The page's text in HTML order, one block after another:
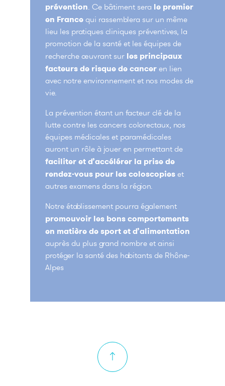
prévention. Ce bâtiment sera le premier
en France qui rassemblera sur un même
lieu les pratiques cliniques préventives, la
promotion de la santé et les équipes de
recherche œuvrant sur les principaux
facteurs de risque de cancer en lien
avec notre environnement et nos modes de
vie.
La prévention étant un facteur clé de la
lutte contre les cancers colorectaux, nos
équipes médicales et paramédicales
auront un rôle à jouer en permettant de
faciliter et d’accélérer la prise de
rendez-vous pour les coloscopies et
autres examens dans la région.
Notre établissement pourra également
promouvoir les bons comportements
en matière de sport et d’alimentation
auprès du plus grand nombre et ainsi
protéger la santé des habitants de Rhône-
Alpes